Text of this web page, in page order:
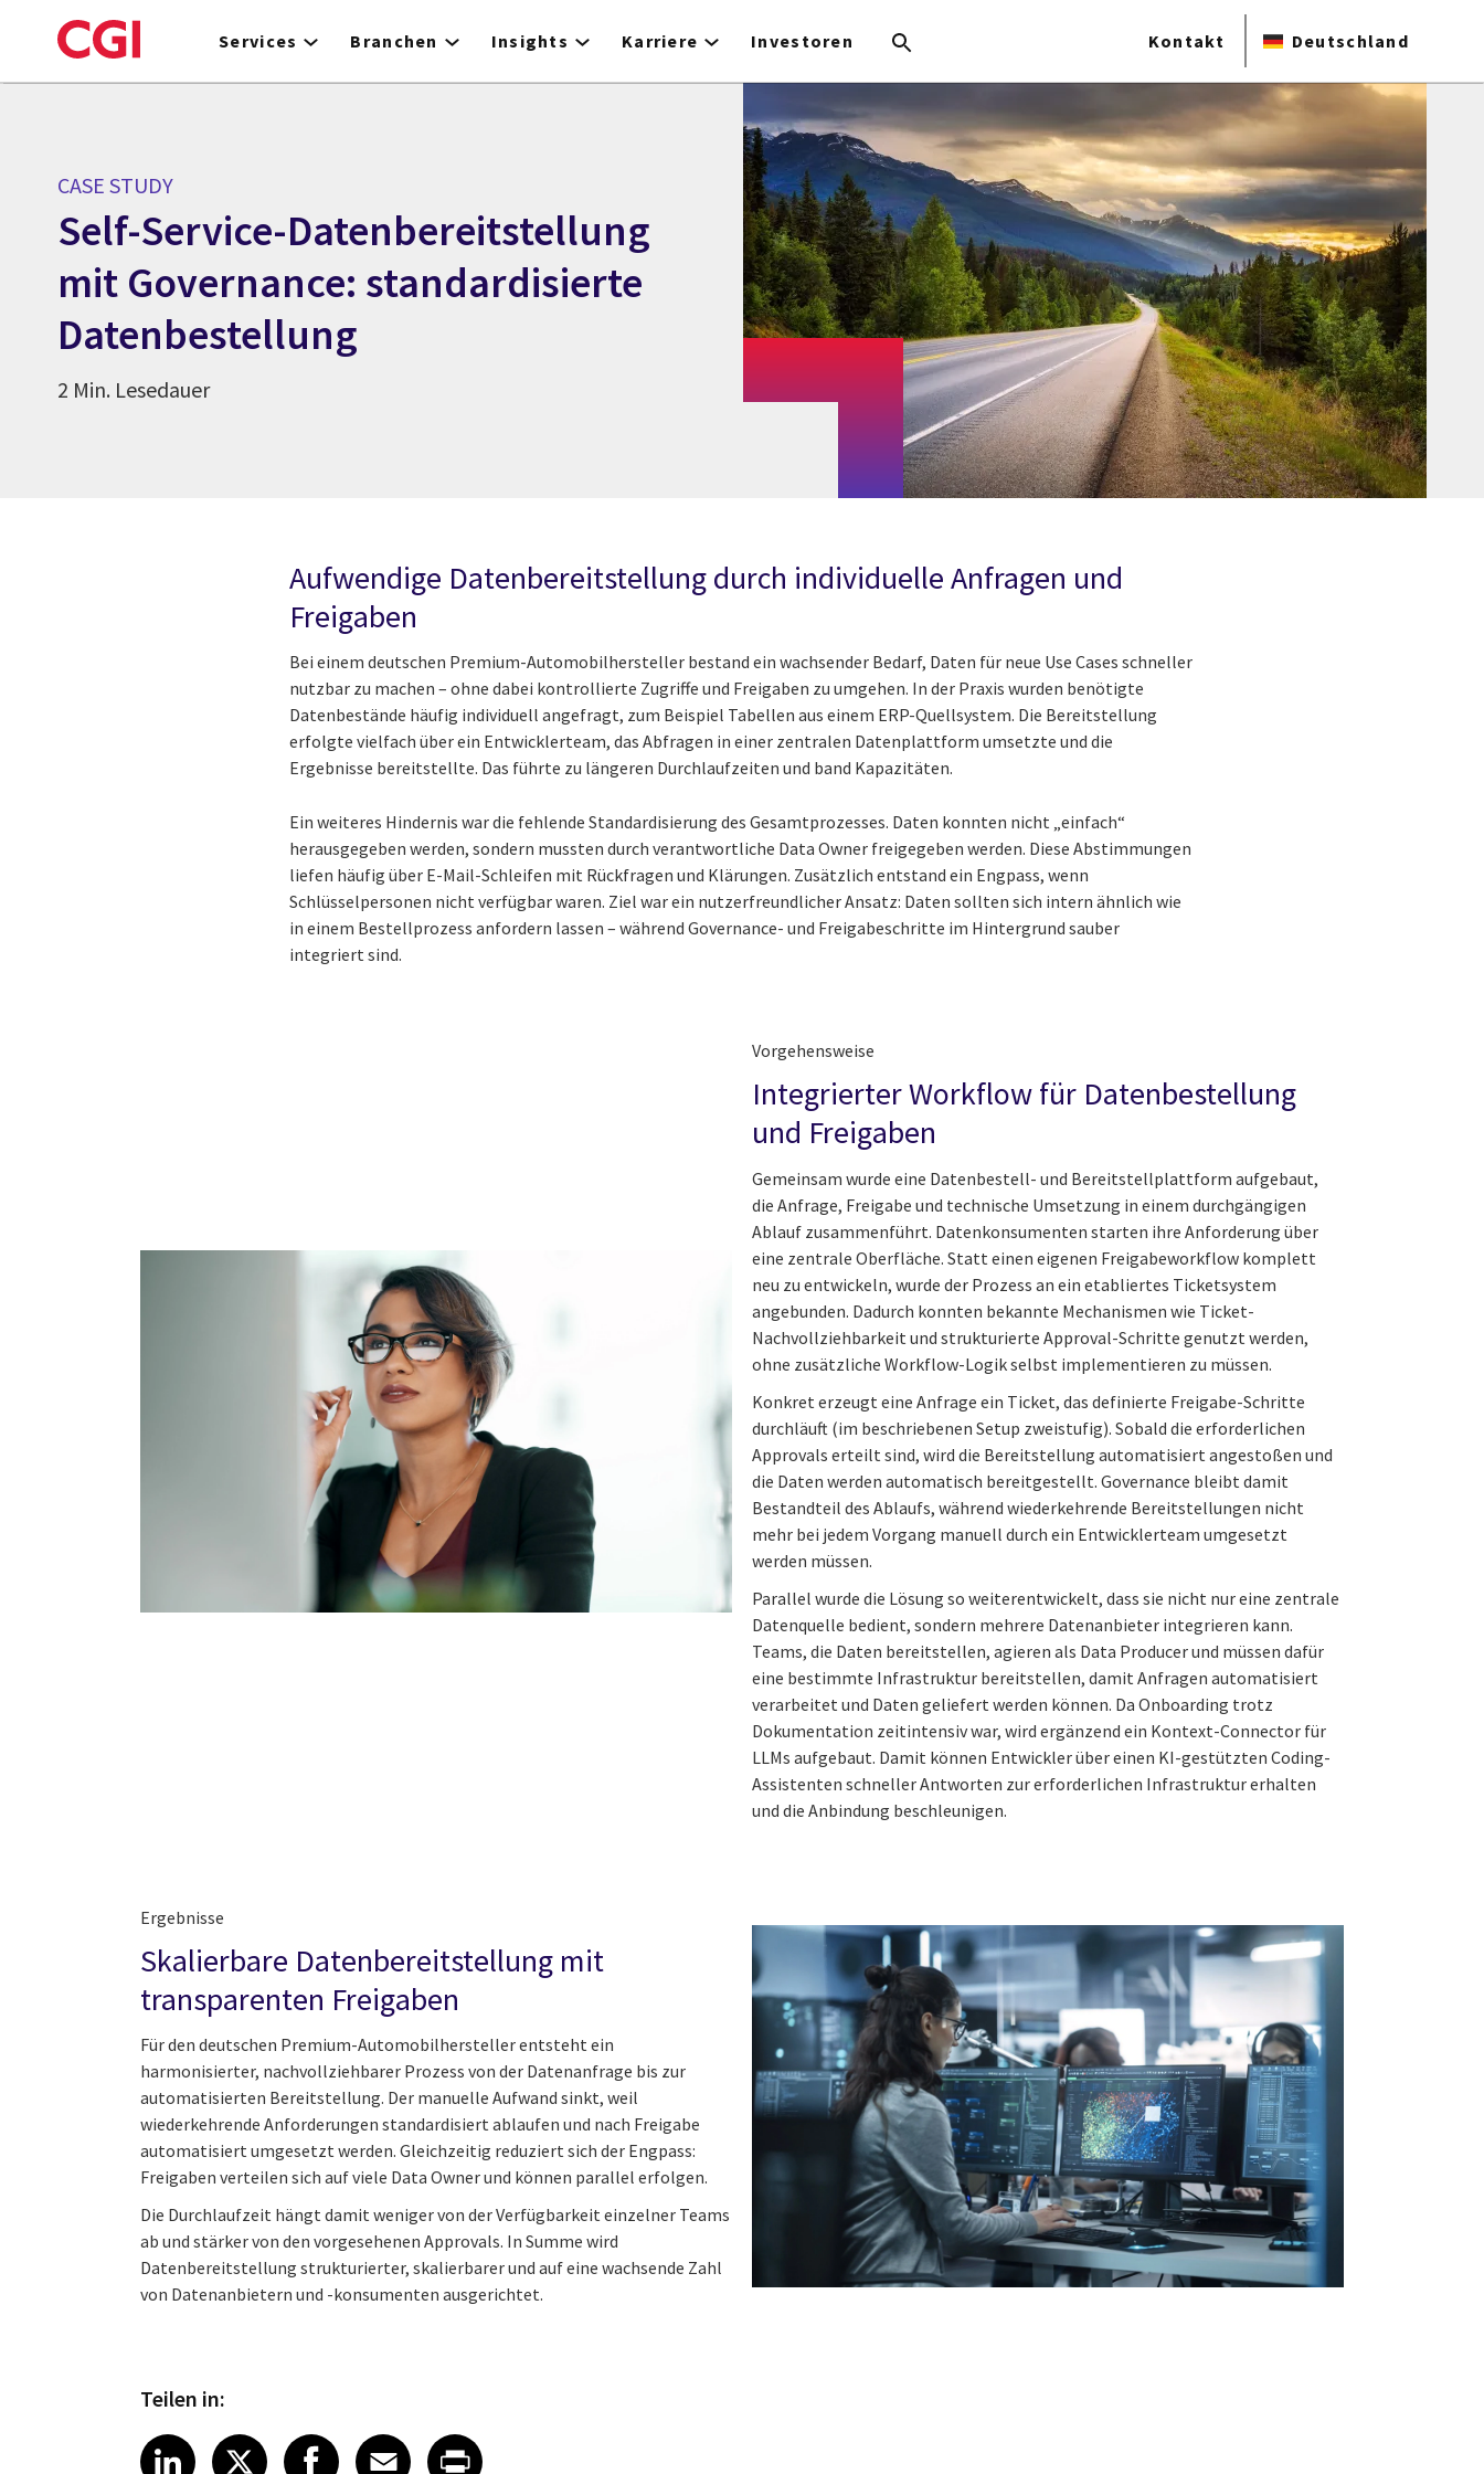
to
Services Branchen Insights Karriere Investoren Kontakt Deutschland
CASE STUDY
Self-Service-Datenbereitstellung
mit Governance: standardisierte
Datenbestellung
2 Min. Lesedauer
Aufwendige Datenbereitstellung durch individuelle Anfragen und
Freigaben
Bei einem deutschen Premium-Automobilhersteller bestand ein wachsender Bedarf, Daten für neue Use Cases schneller
nutzbar zu machen – ohne dabei kontrollierte Zugriffe und Freigaben zu umgehen. In der Praxis wurden benötigte
Datenbestände häufig individuell angefragt, zum Beispiel Tabellen aus einem ERP-Quellsystem. Die Bereitstellung
erfolgte vielfach über ein Entwicklerteam, das Abfragen in einer zentralen Datenplattform umsetzte und die
Ergebnisse bereitstellte. Das führte zu längeren Durchlaufzeiten und band Kapazitäten.
Ein weiteres Hindernis war die fehlende Standardisierung des Gesamtprozesses. Daten konnten nicht „einfach“
herausgegeben werden, sondern mussten durch verantwortliche Data Owner freigegeben werden. Diese Abstimmungen
liefen häufig über E-Mail-Schleifen mit Rückfragen und Klärungen. Zusätzlich entstand ein Engpass, wenn
Schlüsselpersonen nicht verfügbar waren. Ziel war ein nutzerfreundlicher Ansatz: Daten sollten sich intern ähnlich wie
in einem Bestellprozess anfordern lassen – während Governance- und Freigabeschritte im Hintergrund sauber
integriert sind.
Vorgehensweise
Integrierter Workflow für Datenbestellung
und Freigaben
Gemeinsam wurde eine Datenbestell- und Bereitstellplattform aufgebaut,
die Anfrage, Freigabe und technische Umsetzung in einem durchgängigen
Ablauf zusammenführt. Datenkonsumenten starten ihre Anforderung über
eine zentrale Oberfläche. Statt einen eigenen Freigabeworkflow komplett
neu zu entwickeln, wurde der Prozess an ein etabliertes Ticketsystem
angebunden. Dadurch konnten bekannte Mechanismen wie Ticket-
Nachvollziehbarkeit und strukturierte Approval-Schritte genutzt werden,
ohne zusätzliche Workflow-Logik selbst implementieren zu müssen.
Konkret erzeugt eine Anfrage ein Ticket, das definierte Freigabe-Schritte
durchläuft (im beschriebenen Setup zweistufig). Sobald die erforderlichen
Approvals erteilt sind, wird die Bereitstellung automatisiert angestoßen und
die Daten werden automatisch bereitgestellt. Governance bleibt damit
Bestandteil des Ablaufs, während wiederkehrende Bereitstellungen nicht
mehr bei jedem Vorgang manuell durch ein Entwicklerteam umgesetzt
werden müssen.
Parallel wurde die Lösung so weiterentwickelt, dass sie nicht nur eine zentrale
Datenquelle bedient, sondern mehrere Datenanbieter integrieren kann.
Teams, die Daten bereitstellen, agieren als Data Producer und müssen dafür
eine bestimmte Infrastruktur bereitstellen, damit Anfragen automatisiert
verarbeitet und Daten geliefert werden können. Da Onboarding trotz
Dokumentation zeitintensiv war, wird ergänzend ein Kontext-Connector für
LLMs aufgebaut. Damit können Entwickler über einen KI-gestützten Coding-
Assistenten schneller Antworten zur erforderlichen Infrastruktur erhalten
und die Anbindung beschleunigen.
Ergebnisse
Skalierbare Datenbereitstellung mit
transparenten Freigaben
Für den deutschen Premium-Automobilhersteller entsteht ein
harmonisierter, nachvollziehbarer Prozess von der Datenanfrage bis zur
automatisierten Bereitstellung. Der manuelle Aufwand sinkt, weil
wiederkehrende Anforderungen standardisiert ablaufen und nach Freigabe
automatisiert umgesetzt werden. Gleichzeitig reduziert sich der Engpass:
Freigaben verteilen sich auf viele Data Owner und können parallel erfolgen.
Die Durchlaufzeit hängt damit weniger von der Verfügbarkeit einzelner Teams
ab und stärker von den vorgesehenen Approvals. In Summe wird
Datenbereitstellung strukturierter, skalierbarer und auf eine wachsende Zahl
von Datenanbietern und -konsumenten ausgerichtet.
Teilen in:
Share article on LinkedIn
LinkedIn
Share article on X
XShare article on Facebook
Facebook
Share article on Email
Email
Share article on Print